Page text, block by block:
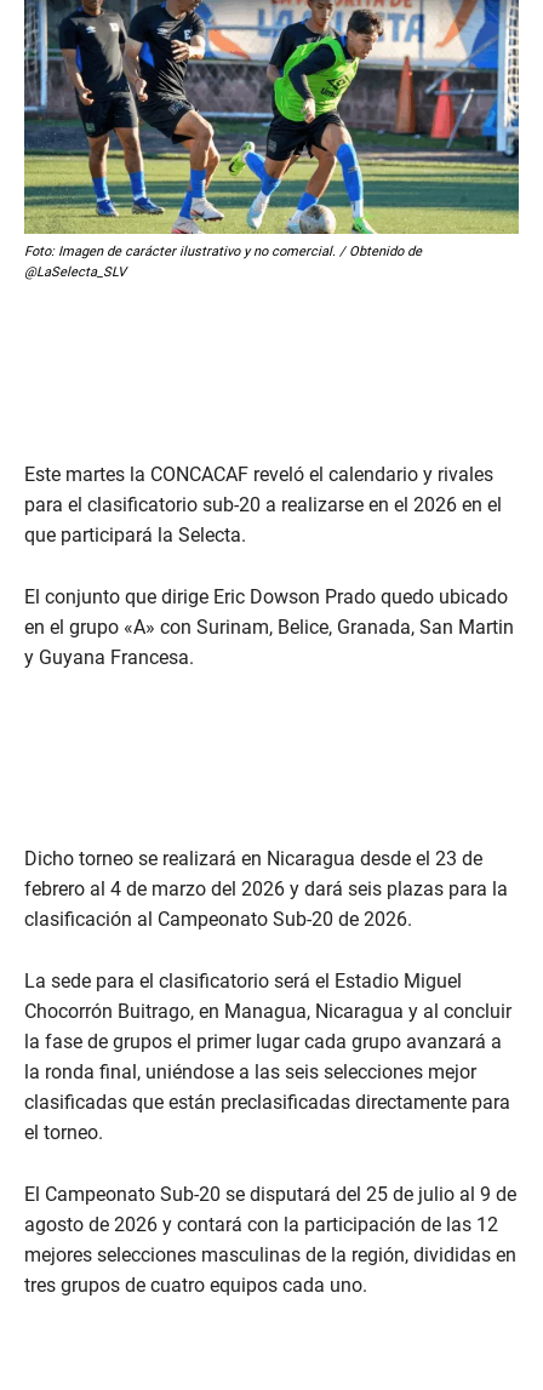
Foto: Imagen de carácter ilustrativo y no comercial. / Obtenido de
@LaSelecta_SLV
Este martes la CONCACAF reveló el calendario y rivales
para el clasificatorio sub-20 a realizarse en el 2026 en el
que participará la Selecta.
El conjunto que dirige Eric Dowson Prado quedo ubicado
en el grupo «A» con Surinam, Belice, Granada, San Martin
y Guyana Francesa.
Dicho torneo se realizará en Nicaragua desde el 23 de
febrero al 4 de marzo del 2026 y dará seis plazas para la
clasificación al Campeonato Sub-20 de 2026.
La sede para el clasificatorio será el Estadio Miguel
Chocorrón Buitrago, en Managua, Nicaragua y al concluir
la fase de grupos el primer lugar cada grupo avanzará a
la ronda final, uniéndose a las seis selecciones mejor
clasificadas que están preclasificadas directamente para
el torneo.
El Campeonato Sub-20 se disputará del 25 de julio al 9 de
agosto de 2026 y contará con la participación de las 12
mejores selecciones masculinas de la región, divididas en
tres grupos de cuatro equipos cada uno.